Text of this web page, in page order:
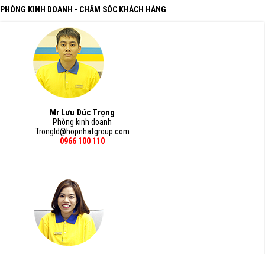
PHÒNG KINH DOANH - CHĂM SÓC KHÁCH HÀNG
Mr Lưu Đức Trọng
Phòng kinh doanh
Trongld@hopnhatgroup.com
0966 100 110